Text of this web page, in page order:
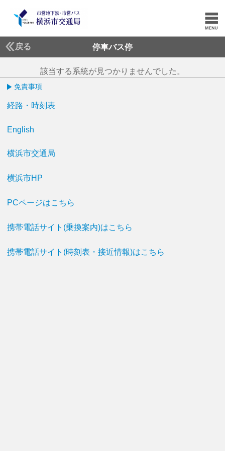
戻る 停車バス停
該当する系統が見つかりませんでした。
免責事項
経路・時刻表
English
横浜市交通局
横浜市HP
PCページはこちら
携帯電話サイト(乗換案内)はこちら
携帯電話サイト(時刻表・接近情報)はこちら